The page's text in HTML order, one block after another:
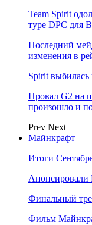
Team Spirit
туре DPC для
Последний
изменения в
Spirit
Провал G2 на
произошло и
Prev Next
Майнкрафт
Итоги
Анонсировали
Финальный
Фильм